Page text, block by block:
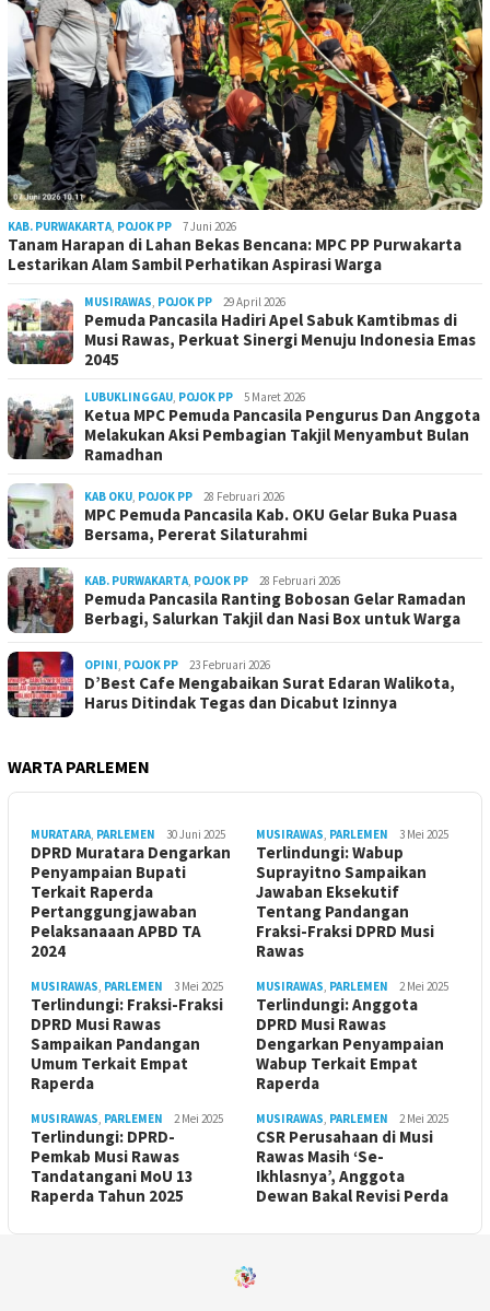
KAB. PURWAKARTA, POJOK PP 7 Juni 2026
Tanam Harapan di Lahan Bekas Bencana: MPC PP Purwakarta
Lestarikan Alam Sambil Perhatikan Aspirasi Warga
MUSIRAWAS, POJOK PP 29 April 2026
Pemuda Pancasila Hadiri Apel Sabuk Kamtibmas di
Musi Rawas, Perkuat Sinergi Menuju Indonesia Emas
2045
LUBUKLINGGAU, POJOK PP 5 Maret 2026
Ketua MPC Pemuda Pancasila Pengurus Dan Anggota
Melakukan Aksi Pembagian Takjil Menyambut Bulan
Ramadhan
KAB OKU, POJOK PP 28 Februari 2026
MPC Pemuda Pancasila Kab. OKU Gelar Buka Puasa
Bersama, Pererat Silaturahmi
KAB. PURWAKARTA, POJOK PP 28 Februari 2026
Pemuda Pancasila Ranting Bobosan Gelar Ramadan
Berbagi, Salurkan Takjil dan Nasi Box untuk Warga
OPINI, POJOK PP 23 Februari 2026
D’Best Cafe Mengabaikan Surat Edaran Walikota,
Harus Ditindak Tegas dan Dicabut Izinnya
WARTA PARLEMEN
MURATARA, PARLEMEN 30 Juni 2025
DPRD Muratara Dengarkan
Penyampaian Bupati
Terkait Raperda
Pertanggungjawaban
Pelaksanaaan APBD TA
2024
MUSIRAWAS, PARLEMEN 3 Mei 2025
Terlindungi: Wabup
Suprayitno Sampaikan
Jawaban Eksekutif
Tentang Pandangan
Fraksi-Fraksi DPRD Musi
Rawas
MUSIRAWAS, PARLEMEN 3 Mei 2025
Terlindungi: Fraksi-Fraksi
DPRD Musi Rawas
Sampaikan Pandangan
Umum Terkait Empat
Raperda
MUSIRAWAS, PARLEMEN 2 Mei 2025
Terlindungi: Anggota
DPRD Musi Rawas
Dengarkan Penyampaian
Wabup Terkait Empat
Raperda
MUSIRAWAS, PARLEMEN 2 Mei 2025
Terlindungi: DPRD-
Pemkab Musi Rawas
Tandatangani MoU 13
Raperda Tahun 2025
MUSIRAWAS, PARLEMEN 2 Mei 2025
CSR Perusahaan di Musi
Rawas Masih ‘Se-
Ikhlasnya’, Anggota
Dewan Bakal Revisi Perda ‎